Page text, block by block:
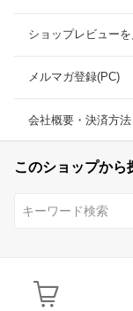
ショップレビュー
メルマガ登録(PC)
会社概要・決済方
このショップから